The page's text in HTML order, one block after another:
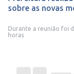
sobre as novas
Durante a reunião foi
horas